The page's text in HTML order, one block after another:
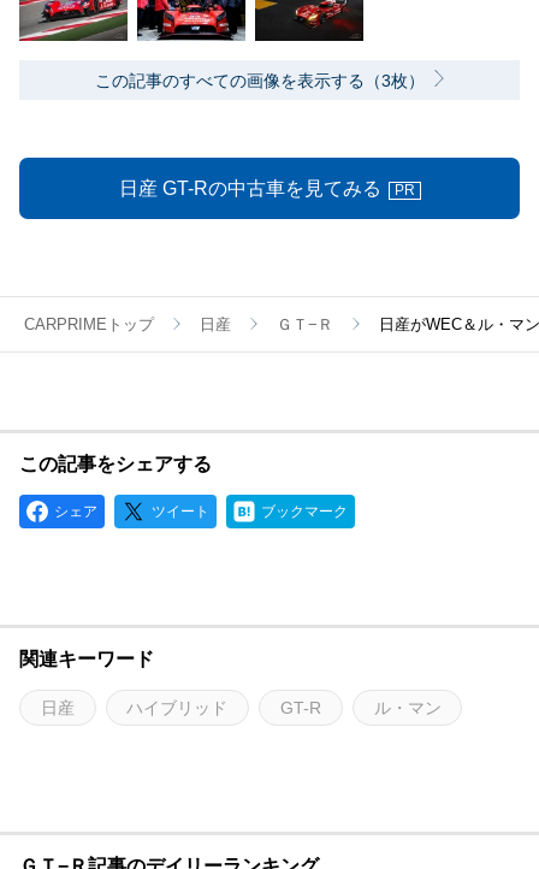
この記事のすべての画像を表示する（3枚）
日産 GT-Rの中古車を見てみる PR
CARPRIMEトップ 日産 ＧＴ−Ｒ 日産がWEC＆ル・マ
この記事をシェアする
シェア ツイート ブックマーク
関連キーワード
日産 ハイブリッド GT-R ル・マン